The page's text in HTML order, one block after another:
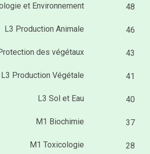
48
et Environnement
46
L3 Production Animale
43
des végétaux
41
L3 Production Végétale
40
L3 Sol et Eau
37
M1 Biochimie
28
M1 Toxicologie